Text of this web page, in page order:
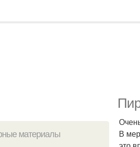
материалы
В